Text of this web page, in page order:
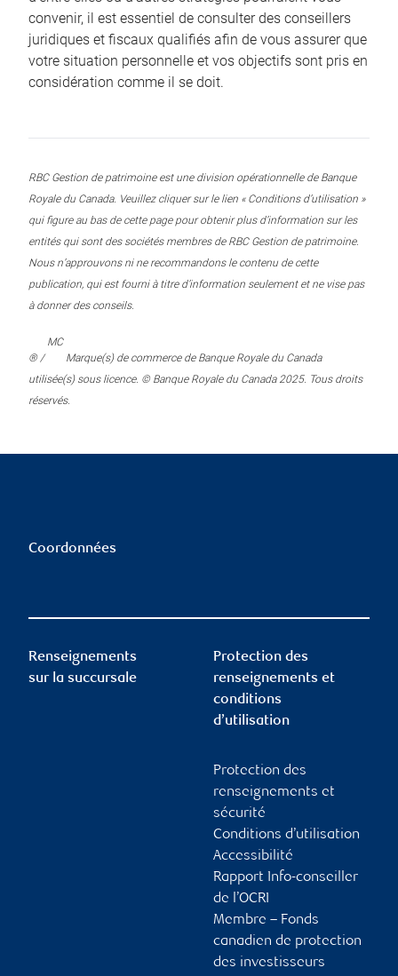
convenir, il est essentiel de consulter des conseillers
juridiques et fiscaux qualifiés afin de vous assurer que
votre situation personnelle et vos objectifs sont pris en
considération comme il se doit.
RBC Gestion de patrimoine est une division opérationnelle de Banque
Royale du Canada. Veuillez cliquer sur le lien « Conditions d’utilisation »
qui figure au bas de cette page pour obtenir plus d’information sur les
entités qui sont des sociétés membres de RBC Gestion de patrimoine.
Nous n’approuvons ni ne recommandons le contenu de cette
publication, qui est fourni à titre d’information seulement et ne vise pas
à donner des conseils.
® /
MC
Marque(s) de commerce de Banque Royale du Canada
utilisée(s) sous licence. © Banque Royale du Canada 2025. Tous droits
réservés.
Coordonnées
Renseignements
sur la succursale
Protection des
renseignements et
conditions
d’utilisation
Protection des
renseignements et
sécurité
Conditions d’utilisation
Accessibilité
Rapport Info-conseiller
de l’OCRI
Membre – Fonds
canadien de protection
des investisseurs